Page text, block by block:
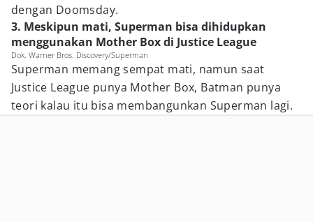
dengan Doomsday.
3. Meskipun mati, Superman bisa dihidupkan
menggunakan Mother Box di Justice League
Dok. Warner Bros. Discovery/Superman
Superman memang sempat mati, namun saat
Justice League punya Mother Box, Batman punya
teori kalau itu bisa membangunkan Superman lagi.